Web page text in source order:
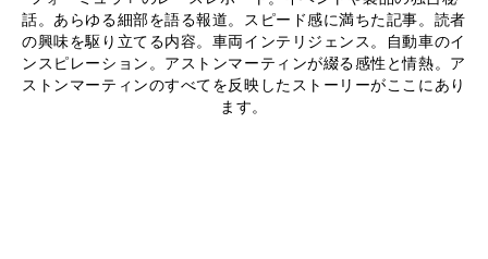
話。あらゆる細部を語る報道。スピード感に満ちた記事。読者
の興味を駆り立てる内容。車両インテリジェンス。自動車のイ
ンスピレーション。アストンマーティンが綴る感性と情熱。ア
ストンマーティンのすべてを反映したストーリーがここにあり
ます。